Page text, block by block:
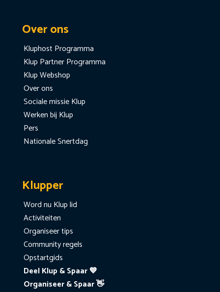
Over ons
Kluphost Programma
Klup Partner Programma
Klup Webshop
Over ons
Sociale missie Klup
Werken bij Klup
Pers
Nationale Snertdag
Klupper
Word nu Klup lid
Activiteiten
Organiseer tips
Community regels
Opstartgids
Deel Klup & Spaar 💙
Organiseer & Spaar 👋